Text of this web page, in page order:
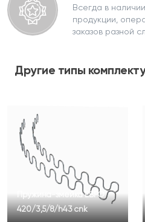
Всегда в
продукции,
заказов разной
Другие типы
Пружина-змейка ЕВРО
420/3,5/8/h43 cnk